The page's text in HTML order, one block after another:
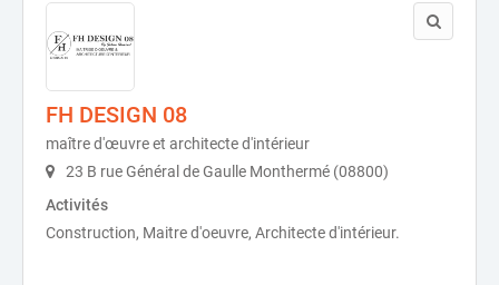
FH DESIGN 08
maître d'œuvre et architecte d'intérieur
23 B rue Général de Gaulle Monthermé (08800)
Activités
Construction, Maitre d'oeuvre, Architecte d'intérieur.